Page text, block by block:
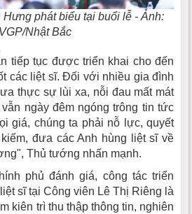
phát biểu tại buổi lễ - Ảnh:
VGP/Nhật Bắc
tiếp tục được triển khai cho đến
các liệt sĩ. Đối với nhiều gia đình
thực sự lùi xa, nỗi đau mất mát
ngày đêm ngóng trông tin tức
giá, chúng ta phải nỗ lực, quyết
đưa các Anh hùng liệt sĩ về
Thủ tướng nhấn mạnh.
phủ đánh giá, công tác triển
sĩ tại Công viên Lê Thị Riêng là
kiên trì thu thập thông tin, nghiên